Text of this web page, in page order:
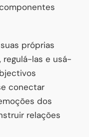
próprias
regulá-las e usá-
conectar
dos
relações